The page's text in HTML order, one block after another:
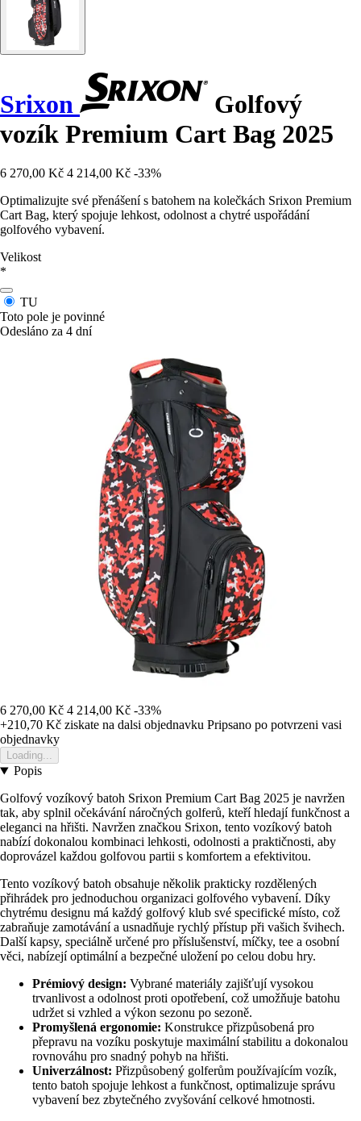
Srixon
Golfový
vozík Premium Cart Bag 2025
6 270,00 Kč 4 214,00 Kč -33%
Optimalizujte své přenášení s batohem na kolečkách Srixon Premium
Cart Bag, který spojuje lehkost, odolnost a chytré uspořádání
golfového vybavení.
Velikost
*
TU
Toto pole je povinné
Odesláno za 4 dní
6 270,00 Kč 4 214,00 Kč -33%
+210,70 Kč ziskate na dalsi objednavku Pripsano po potvrzeni vasi
objednavky
Loading...
Popis
Golfový vozíkový batoh Srixon Premium Cart Bag 2025 je navržen
tak, aby splnil očekávání náročných golferů, kteří hledají funkčnost a
eleganci na hřišti. Navržen značkou Srixon, tento vozíkový batoh
nabízí dokonalou kombinaci lehkosti, odolnosti a praktičnosti, aby
doprovázel každou golfovou partii s komfortem a efektivitou.
Tento vozíkový batoh obsahuje několik prakticky rozdělených
přihrádek pro jednoduchou organizaci golfového vybavení. Díky
chytrému designu má každý golfový klub své specifické místo, což
zabraňuje zamotávání a usnadňuje rychlý přístup při vašich švihech.
Další kapsy, speciálně určené pro příslušenství, míčky, tee a osobní
věci, nabízejí optimální a bezpečné uložení po celou dobu hry.
Prémiový design: Vybrané materiály zajišťují vysokou
trvanlivost a odolnost proti opotřebení, což umožňuje batohu
udržet si vzhled a výkon sezonu po sezoně.
Promyšlená ergonomie: Konstrukce přizpůsobená pro
přepravu na vozíku poskytuje maximální stabilitu a dokonalou
rovnováhu pro snadný pohyb na hřišti.
Univerzálnost: Přizpůsobený golferům používajícím vozík,
tento batoh spojuje lehkost a funkčnost, optimalizuje správu
vybavení bez zbytečného zvyšování celkové hmotnosti.